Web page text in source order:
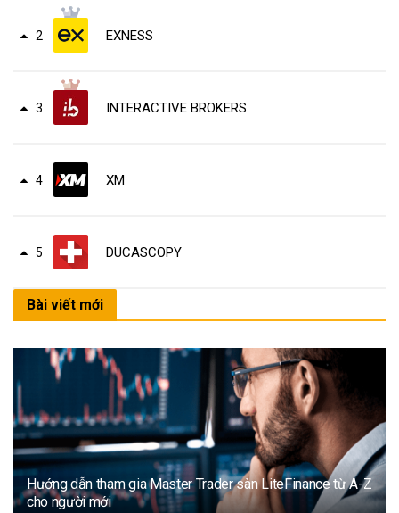
2 EXNESS
3 INTERACTIVE BROKERS
4 XM
5 DUCASCOPY
Bài viết mới
Hướng dẫn tham gia Master Trader sàn LiteFinance từ A-Z
cho người mới